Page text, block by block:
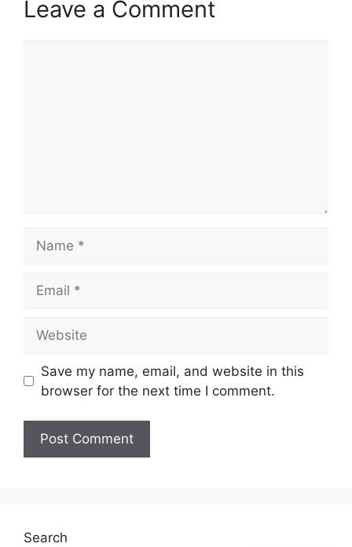
Leave a Comment
Save my name, email, and website in this
browser for the next time I comment.
Search